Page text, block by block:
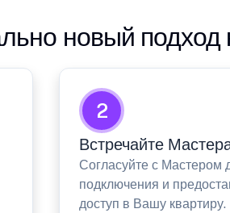
новый подход
2
Встречайте
Согласуйте с Мастером
подключения и
доступ в Вашу квартиру.